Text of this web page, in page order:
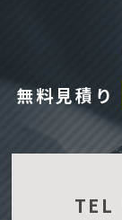
無料見積り
TEL